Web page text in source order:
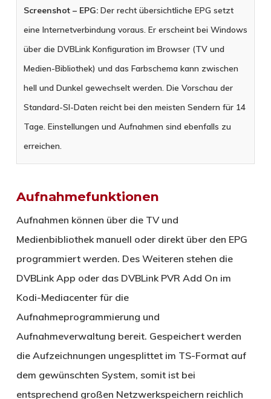
Screenshot – EPG:Der recht übersichtliche EPG setzt
eine Internetverbindung voraus. Er erscheint bei Windows
über die DVBLink Konfiguration im Browser (TV und
Medien-Bibliothek) und das Farbschema kann zwischen
hell und Dunkel gewechselt werden. Die Vorschau der
Standard-SI-Daten reicht bei den meisten Sendern für 14
Tage. Einstellungen und Aufnahmen sind ebenfalls zu
erreichen.
Aufnahmefunktionen
Aufnahmen können über die TV und
Medienbibliothek manuell oder direkt über den EPG
programmiert werden. Des Weiteren stehen die
DVBLink App oder das DVBLink PVR Add On im
Kodi-Mediacenter für die
Aufnahmeprogrammierung und
Aufnahmeverwaltung bereit. Gespeichert werden
die Aufzeichnungen ungesplittet im TS-Format auf
dem gewünschten System, somit ist bei
entsprechend großen Netzwerkspeichern reichlich